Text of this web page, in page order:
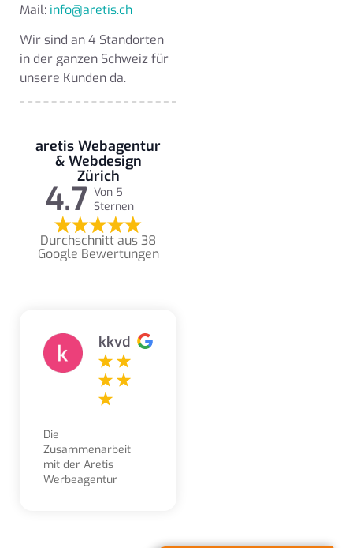
Mail: info@aretis.ch
Wir sind an 4 Standorten
in der ganzen Schweiz für
unsere Kunden da.
aretis Webagentur
& Webdesign
Zürich
4.7 Von 5
Sternen
Durchschnitt aus 38
Google Bewertungen
kkvd
Die
Zusammenarbeit
mit der Aretis
Werbeagentur